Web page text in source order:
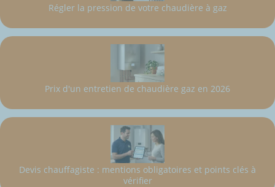
Régler la pression de votre chaudière à gaz
Prix d'un entretien de chaudière gaz en 2026
Devis chauffagiste : mentions obligatoires et points clés à
vérifier